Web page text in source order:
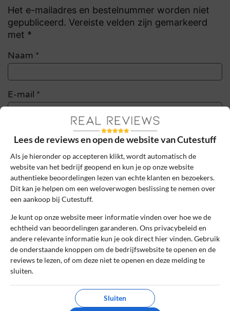
Het e-mailadres en bestelnummer worden niet
gepubliceerd. Vereiste velden zijn gemarkeerd
met *
Naam *
E-mail *
Bestelnummer
Review Titel *
Sterrenbeoordeling *
De review *
Lees de reviews en open de website van Cutestuff
Als je hieronder op accepteren klikt, wordt automatisch de
website van het bedrijf geopend en kun je op onze website
authentieke beoordelingen lezen van echte klanten en bezoekers.
Dit kan je helpen om een weloverwogen beslissing te nemen over
een aankoop bij Cutestuff.
Je kunt op onze website meer informatie vinden over hoe we de
echtheid van beoordelingen garanderen. Ons privacybeleid en
andere relevante informatie kun je ook direct hier vinden. Gebruik
de onderstaande knoppen om de bedrijfswebsite te openen en de
reviews te lezen, of om deze niet te openen en deze melding te
sluiten.
Sluiten